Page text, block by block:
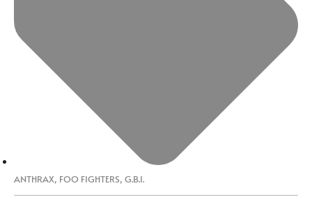
ANTHRAX, FOO FIGHTERS, G.B.I.